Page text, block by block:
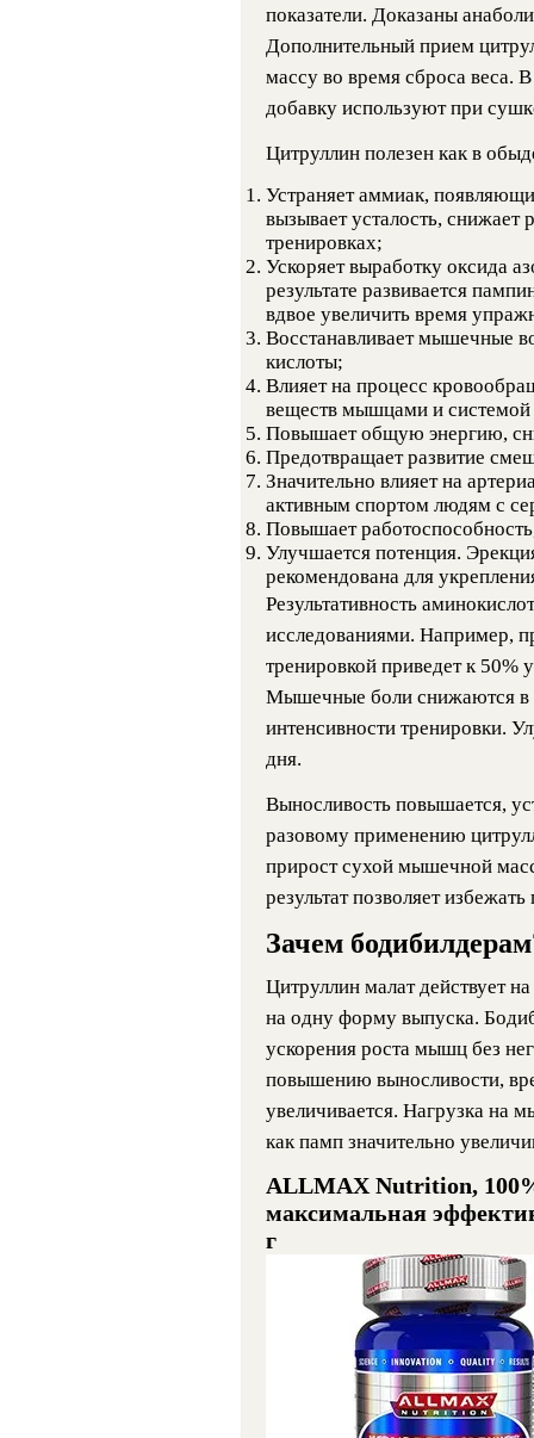
показатели. Доказаны
Дополнительный прием
массу во время сброса веса.
добавку используют при
Цитруллин полезен как в
Устраняет аммиак,
вызывает усталость, снижает
тренировках;
Ускоряет выработку оксида
результате развивается
вдвое увеличить время
Восстанавливает мышечные
кислоты;
Влияет на процесс
веществ мышцами и
Повышает общую энергию,
Предотвращает развитие
Значительно влияет на
активным спортом людям с
Повышает
Улучшается потенция.
рекомендована для
Результативность
исследованиями. Например,
тренировкой приведет к 50%
Мышечные боли снижаются в
интенсивности тренировки.
дня.
Выносливость повышается,
разовому применению
прирост сухой мышечной
результат позволяет
Зачем
Цитруллин малат действует
на одну форму выпуска.
ускорения роста мышц без
повышению выносливости,
увеличивается. Нагрузка на
как памп значительно
ALLMAX Nutrition,
максимальная
г